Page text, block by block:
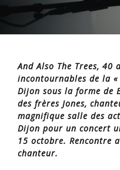
And Also The Trees,
incontournables de la
Dijon sous la forme de
des frères Jones,
magnifique salle des
Dijon pour un concert
15 octobre. Rencontre
chanteur.